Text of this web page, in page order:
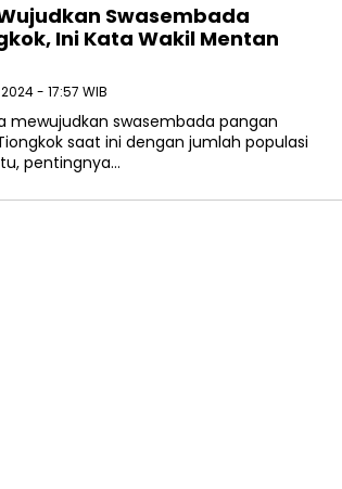
Swasembada
Ini Kata Wakil Mentan
- 17:57 WIB
mewujudkan swasembada pangan
saat ini dengan jumlah populasi
pentingnya…